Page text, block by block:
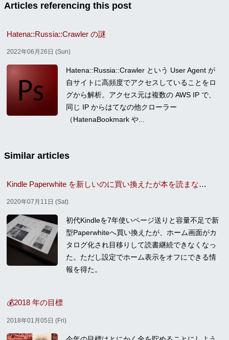
Articles referencing this post
Hatena::Russia::Crawler の謎
2022年06月26日 (Sun)
Hatena::Russia::Crawler という User Agent が
自サイトに高頻度でアクセスしていることをロ
グから解析。アクセス元は複数の AWS IP で、
同じ IP からはてなの他クローラー
（HatenaBookmark や...
Similar articles
Kindle Paperwhite を新しいのに買い換えたが本を読まなくなってしまった
2020年07月11日 (Sat)
初代Kindleを7年使いページ送りと容量不足で新
型Paperwhiteへ買い換えたが、ホーム画面がカ
タログ化され目移りして読書継続できなくなっ
た。ただし設定でホーム表示をオフにできる情
報を得た。
💰2018 年の目標
2018年01月05日 (Fri)